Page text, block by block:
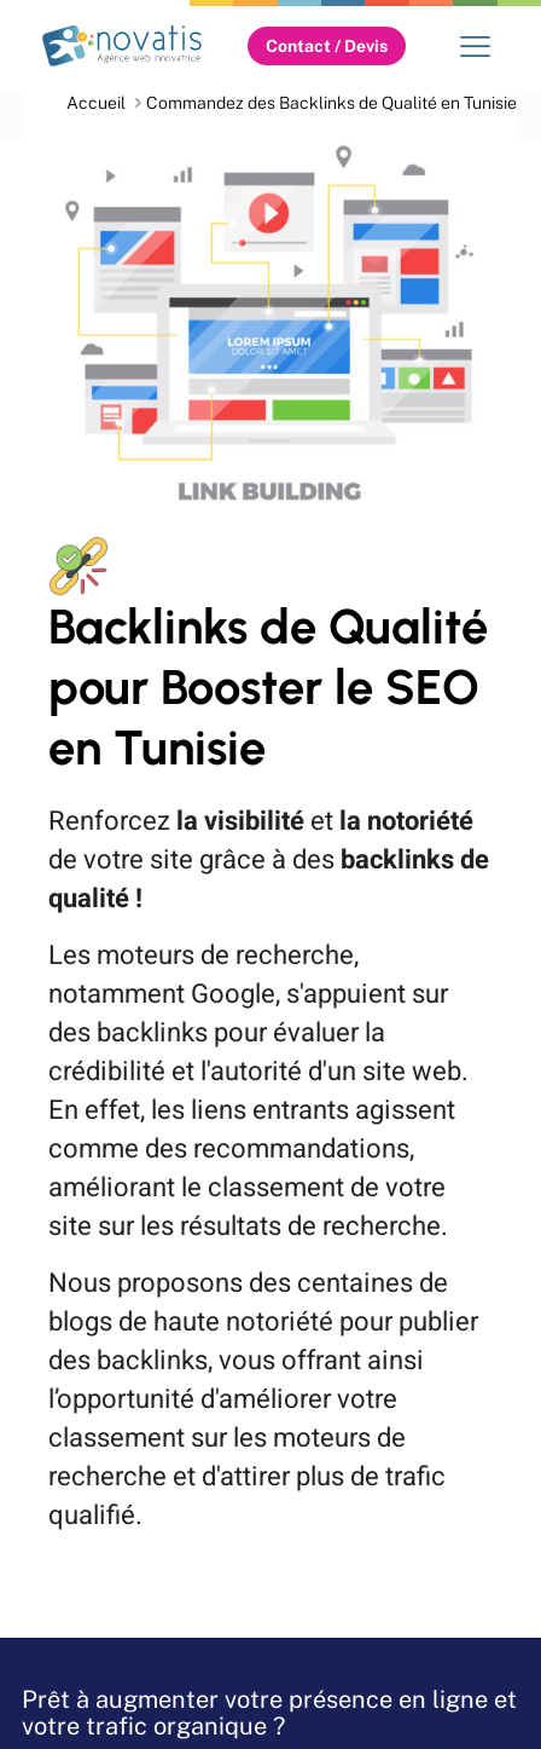
Contact / Devis
Accueil Commandez des Backlinks de Qualité en Tunisie
Backlinks de Qualité
pour Booster le SEO
en Tunisie
Renforcezla visibilitéetla notoriété
de votre site grâce à desbacklinks de
qualité !
Les moteurs de recherche,
notamment Google, s'appuient sur
des backlinks pour évaluer la
crédibilité et l'autorité d'un site web.
En effet, les liens entrants agissent
comme des recommandations,
améliorant le classement de votre
site sur les résultats de recherche.
Nous proposons des centaines de
blogs de haute notoriété pour publier
des backlinks, vous offrant ainsi
l’opportunité d'améliorer votre
classement sur les moteurs de
recherche et d'attirer plus de trafic
qualifié.
Prêt à augmenter votre présence en ligne et
votre trafic organique ?